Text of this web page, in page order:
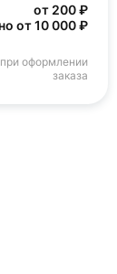
от 200 ₽
от 10 000 ₽
оформлении
заказа